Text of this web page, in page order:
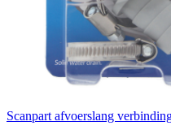
Scanpart afvoerslang